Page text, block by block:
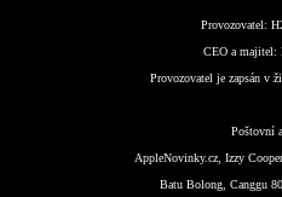
Provozovatel:
CEO a majitel:
Provozovatel je zapsán v
Poštovní
AppleNovinky.cz, Izzy
Batu Bolong, Canggu